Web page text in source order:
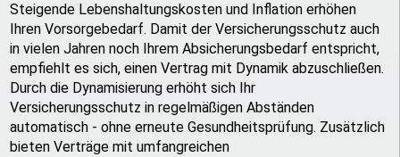
Steigende Lebenshaltungskosten und Inflation erhöhen
Ihren Vorsorgebedarf. Damit der Versicherungsschutz auch
in vielen Jahren noch Ihrem Absicherungsbedarf entspricht,
empfiehlt es sich, einen Vertrag mit Dynamik abzuschließen.
Durch die Dynamisierung erhöht sich Ihr
Versicherungsschutz in regelmäßigen Abständen
automatisch - ohne erneute Gesundheitsprüfung. Zusätzlich
bieten Verträge mit umfangreichen